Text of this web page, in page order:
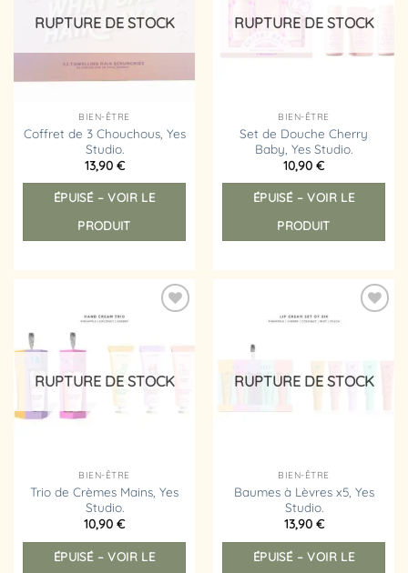
RUPTURE DE STOCK
BIEN-ÊTRE
Coffret de 3 Chouchous, Yes
Studio.
13,90 €
ÉPUISÉ – VOIR LE
PRODUIT
RUPTURE DE STOCK
BIEN-ÊTRE
Set de Douche Cherry
Baby, Yes Studio.
10,90 €
ÉPUISÉ – VOIR LE
PRODUIT
liste
RUPTURE DE STOCK
BIEN-ÊTRE
Trio de Crèmes Mains, Yes
Studio.
10,90 €
ÉPUISÉ – VOIR LE
d’envies
RUPTURE DE STOCK
BIEN-ÊTRE
Baumes à Lèvres x5, Yes
Studio.
13,90 €
ÉPUISÉ – VOIR LE